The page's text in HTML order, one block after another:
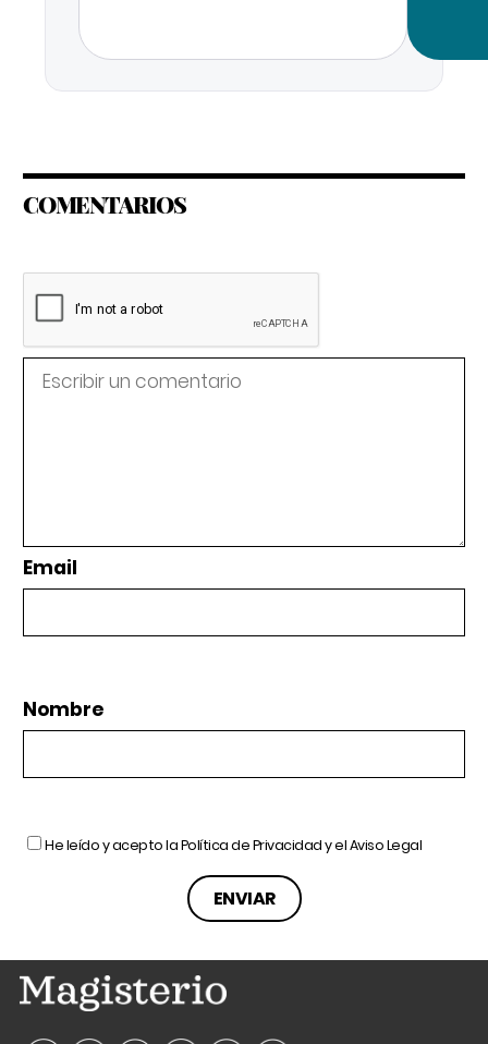
COMENTARIOS
Email
Nombre
He leído y acepto laPolítica de Privacidady elAviso Legal